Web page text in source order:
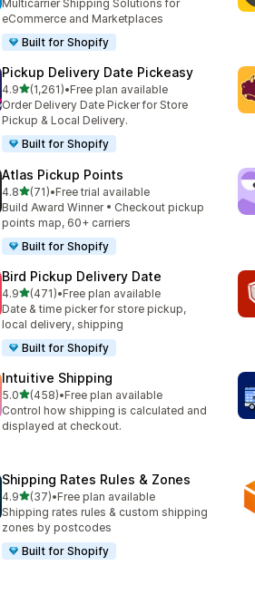
Multicarrier Shipping Solutions for
eCommerce and Marketplaces
Built for Shopify
Pickup Delivery Date Pickeasy
4.95つ星中
(1,261)
合計レビュー数：1261件
•Free plan available
Order Delivery Date Picker for Store
Pickup & Local Delivery.
Built for Shopify
Atlas Pickup Points
4.85つ星中
(71)
合計レビュー数：71件
•Free trial available
Build Award Winner • Checkout pickup
points map, 60+ carriers
Built for Shopify
Bird Pickup Delivery Date
4.95つ星中
(471)
合計レビュー数：471件
•Free plan available
Date & time picker for store pickup,
local delivery, shipping
Built for Shopify
Intuitive Shipping
5.05つ星中
(458)
合計レビュー数：458件
•Free plan available
Control how shipping is calculated and
displayed at checkout.
Shipping Rates Rules & Zones
4.95つ星中
(37)
合計レビュー数：37件
•Free plan available
Shipping rates rules & custom shipping
zones by postcodes
Built for Shopify